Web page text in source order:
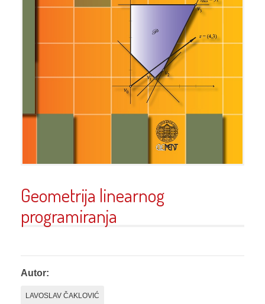
Geometrija linearnog
programiranja
Autor:
LAVOSLAV ČAKLOVIĆ